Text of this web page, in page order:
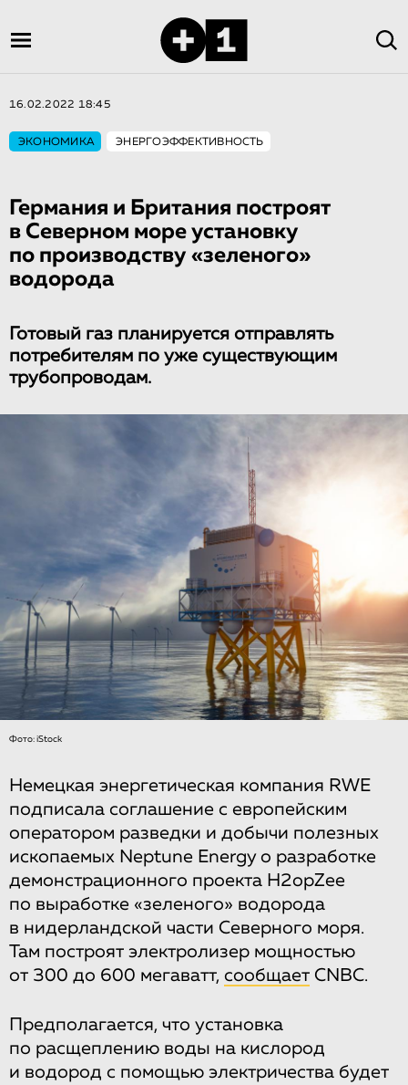
16.02.2022 18:45
ЭКОНОМИКА ЭНЕРГОЭФФЕКТИВНОСТЬ
Германия и Британия построят
в Северном море установку
по производству «зеленого»
водорода
Готовый газ планируется отправлять
потребителям по уже существующим
трубопроводам.
Фото: iStock
Немецкая энергетическая компания RWE
подписала соглашение с европейским
оператором разведки и добычи полезных
ископаемых Neptune Energy о разработке
демонстрационного проекта H2opZee
по выработке «зеленого» водорода
в нидерландской части Северного моря.
Там построят электролизер мощностью
от 300 до 600 мегаватт, сообщает CNBC.
Предполагается, что установка
по расщеплению воды на кислород
и водород с помощью электричества будет